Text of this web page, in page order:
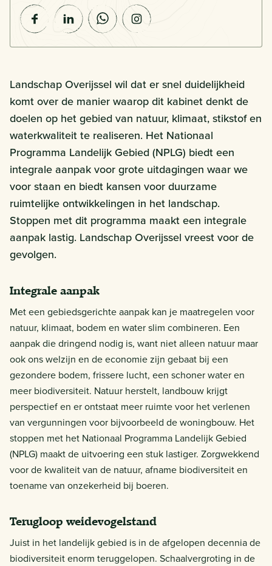
Landschap Overijssel wil dat er snel duidelijkheid
komt over de manier waarop dit kabinet denkt de
doelen op het gebied van natuur, klimaat, stikstof en
waterkwaliteit te realiseren. Het Nationaal
Programma Landelijk Gebied (NPLG) biedt een
integrale aanpak voor grote uitdagingen waar we
voor staan en biedt kansen voor duurzame
ruimtelijke ontwikkelingen in het landschap.
Stoppen met dit programma maakt een integrale
aanpak lastig. Landschap Overijssel vreest voor de
gevolgen.
Integrale aanpak
Met een gebiedsgerichte aanpak kan je maatregelen voor
natuur, klimaat, bodem en water slim combineren. Een
aanpak die dringend nodig is, want niet alleen natuur maar
ook ons welzijn en de economie zijn gebaat bij een
gezondere bodem, frissere lucht, een schoner water en
meer biodiversiteit. Natuur herstelt, landbouw krijgt
perspectief en er ontstaat meer ruimte voor het verlenen
van vergunningen voor bijvoorbeeld de woningbouw. Het
stoppen met het Nationaal Programma Landelijk Gebied
(NPLG) maakt de uitvoering een stuk lastiger. Zorgwekkend
voor de kwaliteit van de natuur, afname biodiversiteit en
toename van onzekerheid bij boeren.
Terugloop weidevogelstand
Juist in het landelijk gebied is in de afgelopen decennia de
biodiversiteit enorm teruggelopen. Schaalvergroting in de